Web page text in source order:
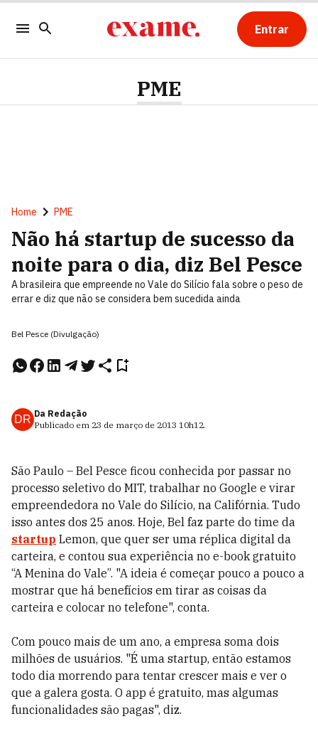
Entrar
PME
Home PME
Não há startup de sucesso da
noite para o dia, diz Bel Pesce
A brasileira que empreende no Vale do Silício fala sobre o peso de
errar e diz que não se considera bem sucedida ainda
Bel Pesce (Divulgação)
DR Da Redação
Publicado em 23 de março de 2013 10h12.
São Paulo – Bel Pesce ficou conhecida por passar no
processo seletivo do MIT, trabalhar no Google e virar
empreendedora no Vale do Silício, na Califórnia. Tudo
isso antes dos 25 anos. Hoje, Bel faz parte do time da
startup Lemon, que quer ser uma réplica digital da
carteira, e contou sua experiência no e-book gratuito
“A Menina do Vale”. "A ideia é começar pouco a pouco a
mostrar que há benefícios em tirar as coisas da
carteira e colocar no telefone", conta.
Com pouco mais de um ano, a empresa soma dois
milhões de usuários. "É uma startup, então estamos
todo dia morrendo para tentar crescer mais e ver o
que a galera gosta. O app é gratuito, mas algumas
funcionalidades são pagas", diz.